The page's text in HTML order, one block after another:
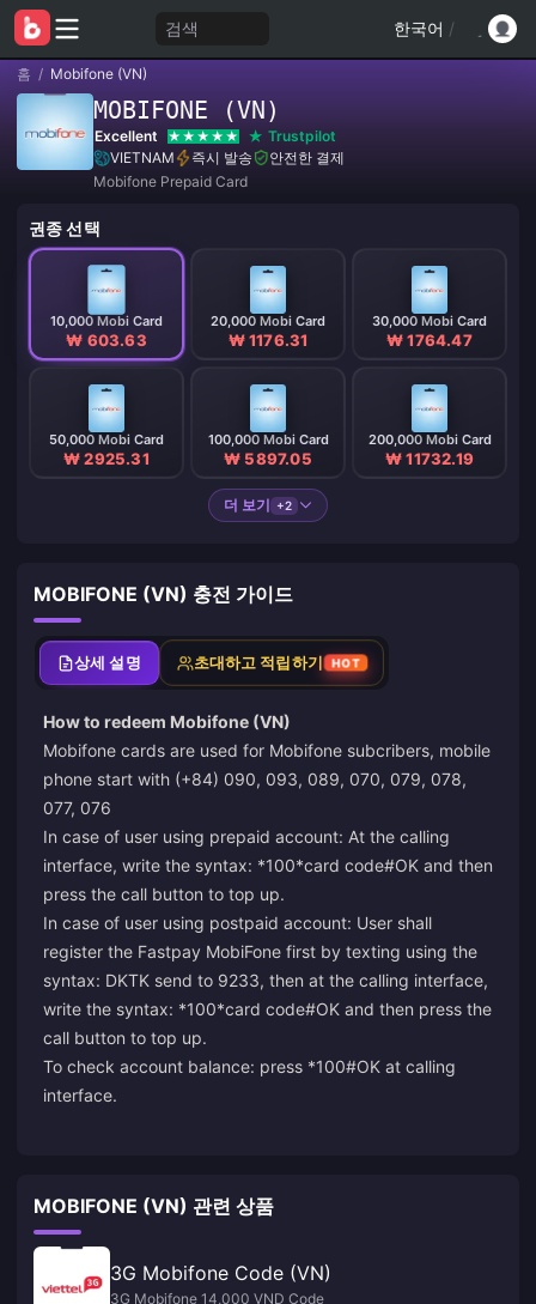
검색 한국어 /
홈 / Mobifone (VN)
MOBIFONE (VN)
Excellent
Trustpilot
VIETNAM
즉시 발송
안전한 결제
Mobifone Prepaid Card
권종 선택
10,000 Mobi Card
₩ 603.63
20,000 Mobi Card
₩ 1176.31
30,000 Mobi Card
₩ 1764.47
50,000 Mobi Card
₩ 2925.31
100,000 Mobi Card
₩ 5897.05
200,000 Mobi Card
₩ 11732.19
더 보기 +2
MOBIFONE (VN) 충전 가이드
상세 설명 초대하고 적립하기 HOT
How to redeem Mobifone (VN)
Mobifone cards are used for Mobifone subcribers, mobile
phone start with (+84) 090, 093, 089, 070, 079, 078,
077, 076
In case of user using prepaid account: At the calling
interface, write the syntax: *100*card code#OK and then
press the call button to top up.
In case of user using postpaid account: User shall
register the Fastpay MobiFone first by texting using the
syntax: DKTK send to 9233, then at the calling interface,
write the syntax: *100*card code#OK and then press the
call button to top up.
To check account balance: press *100#OK at calling
interface.
MOBIFONE (VN) 관련 상품
3G Mobifone Code (VN)
3G Mobifone 14,000 VND Code